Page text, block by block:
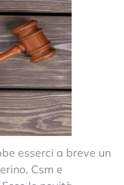
esserci a breve un
Csm e